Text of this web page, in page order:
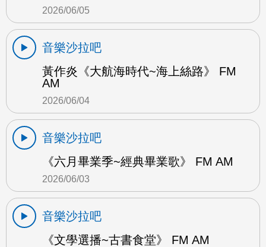
2026/06/05
音樂沙拉吧
黃作炎《大航海時代~海上絲路》 FM
AM
2026/06/04
音樂沙拉吧
《六月畢業季~經典畢業歌》 FM AM
2026/06/03
音樂沙拉吧
《文學選播~古書食堂》 FM AM